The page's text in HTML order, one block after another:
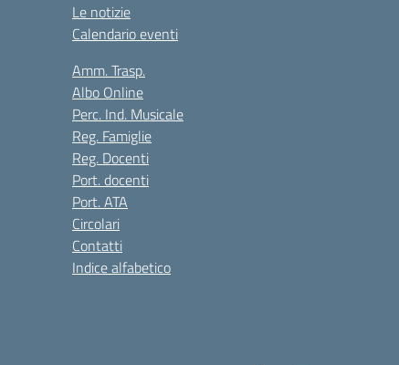
Le notizie
Calendario eventi
Amm. Trasp.
Albo Online
Perc. Ind. Musicale
Reg. Famiglie
Reg. Docenti
Port. docenti
Port. ATA
Circolari
Contatti
Indice alfabetico